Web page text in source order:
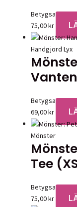
Betygsatt0av
75,00kr
Handgjord Lyx
Betygsatt0av
69,00kr
Mönster
Tee
Betygsatt0av
75,00kr